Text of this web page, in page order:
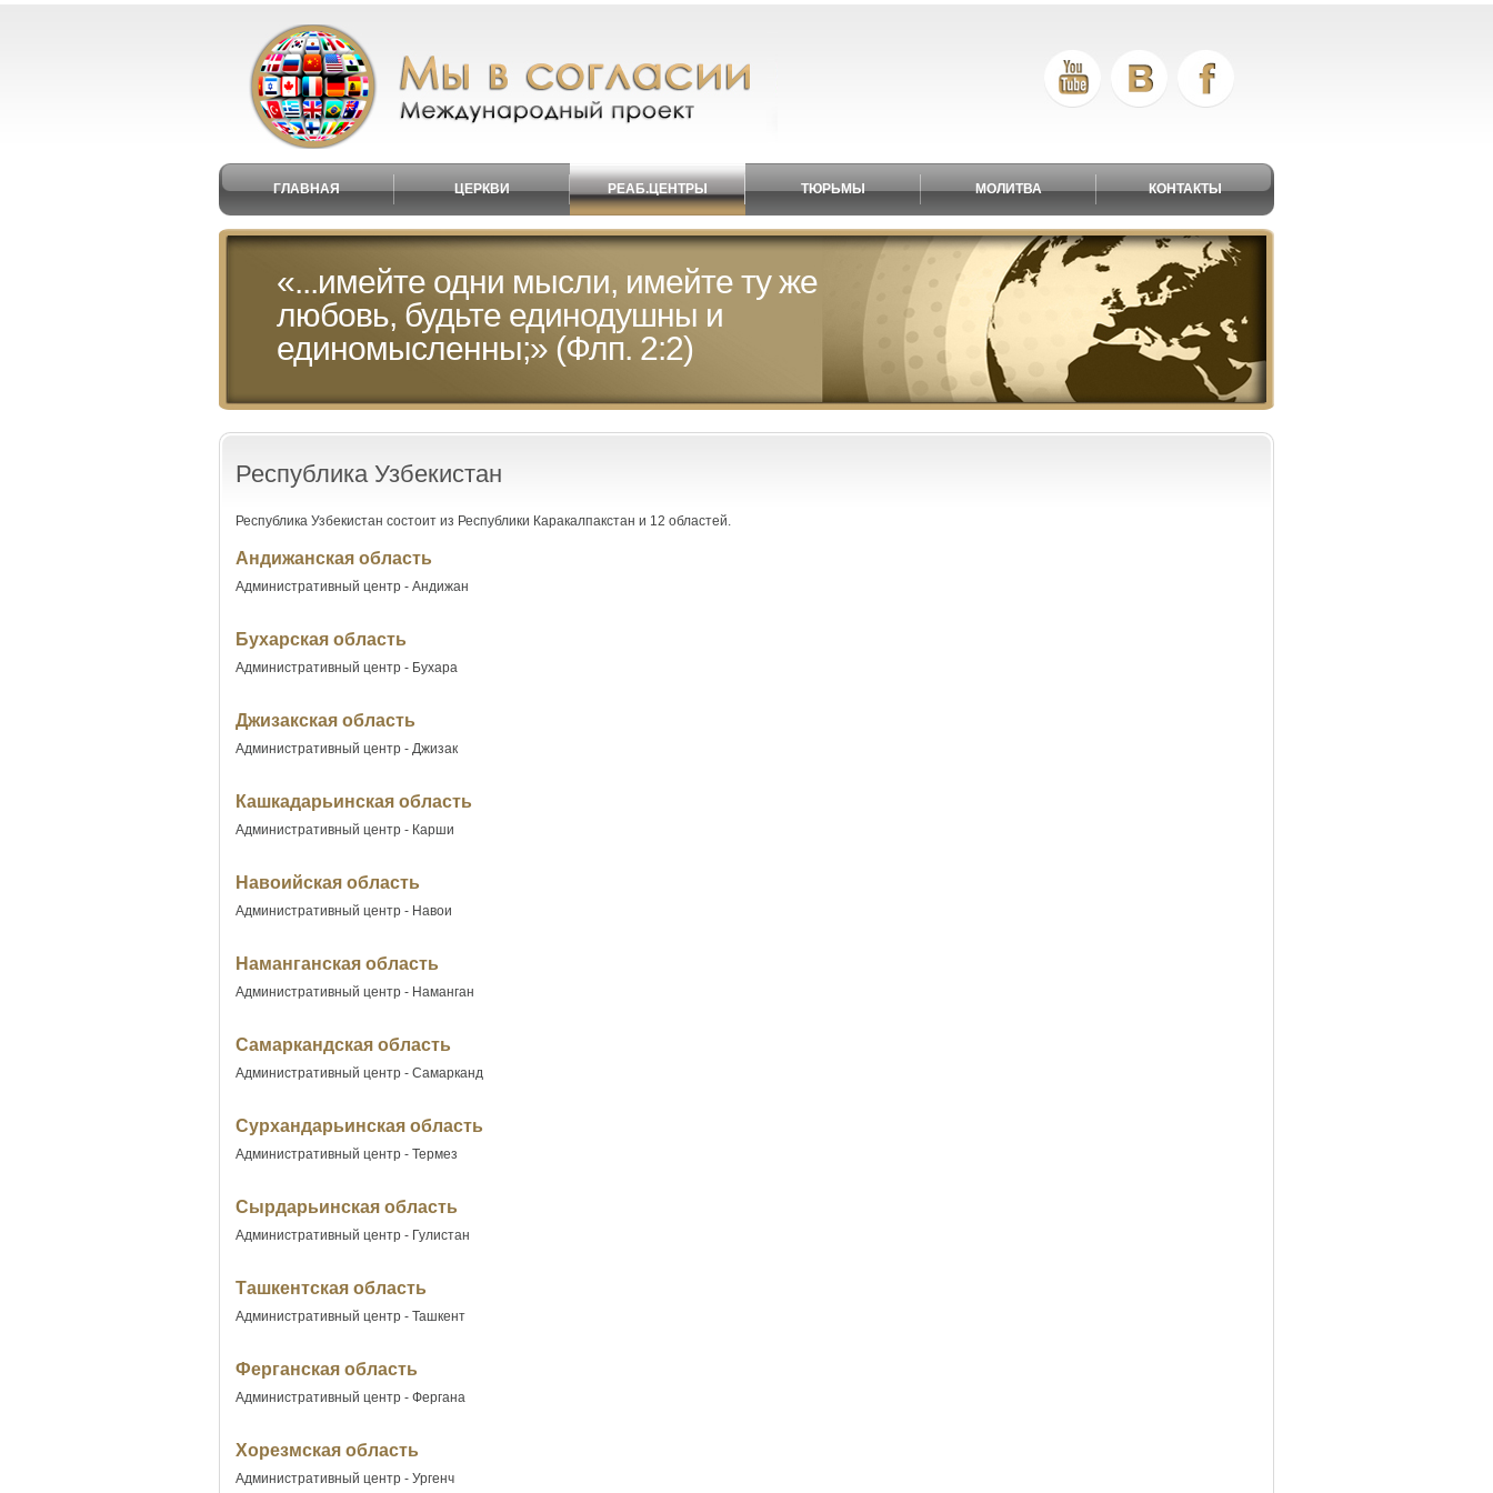
ГЛАВНАЯ ЦЕРКВИ РЕАБ.ЦЕНТРЫ ТЮРЬМЫ МОЛИТВА КОНТАКТЫ
«...имейте одни мысли, имейте ту же
любовь, будьте единодушны и
единомысленны;» (Флп. 2:2)
Республика Узбекистан
Республика Узбекистан состоит из Республики Каракалпакстан и 12 областей.
Андижанская область
Административный центр - Андижан
Бухарская область
Административный центр - Бухара
Джизакская область
Административный центр - Джизак
Кашкадарьинская область
Административный центр - Карши
Навоийская область
Административный центр - Навои
Наманганская область
Административный центр - Наманган
Самаркандская область
Административный центр - Самарканд
Сурхандарьинская область
Административный центр - Термез
Сырдарьинская область
Административный центр - Гулистан
Ташкентская область
Административный центр - Ташкент
Ферганская область
Административный центр - Фергана
Хорезмская область
Административный центр - Ургенч